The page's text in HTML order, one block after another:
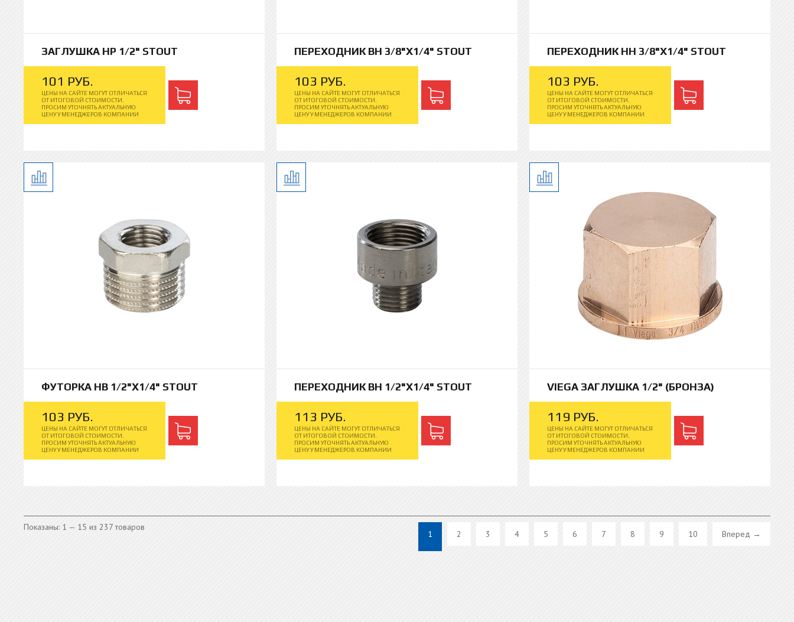
ЗАГЛУШКА НР 1/2" STOUT
101 РУБ.
ЦЕНЫ НА САЙТЕ МОГУТ ОТЛИЧАТЬСЯ
ОТ ИТОГОВОЙ СТОИМОСТИ.
ПРОСИМ УТОЧНЯТЬ АКТУАЛЬНУЮ
ЦЕНУ У МЕНЕДЖЕРОВ КОМПАНИИ
ПЕРЕХОДНИК ВН 3/8"Х1/4" STOUT
103 РУБ.
ЦЕНЫ НА САЙТЕ МОГУТ ОТЛИЧАТЬСЯ
ОТ ИТОГОВОЙ СТОИМОСТИ.
ПРОСИМ УТОЧНЯТЬ АКТУАЛЬНУЮ
ЦЕНУ У МЕНЕДЖЕРОВ КОМПАНИИ
ПЕРЕХОДНИК НН 3/8"Х1/4" STOUT
103 РУБ.
ЦЕНЫ НА САЙТЕ МОГУТ ОТЛИЧАТЬСЯ
ОТ ИТОГОВОЙ СТОИМОСТИ.
ПРОСИМ УТОЧНЯТЬ АКТУАЛЬНУЮ
ЦЕНУ У МЕНЕДЖЕРОВ КОМПАНИИ
ФУТОРКА НВ 1/2"Х1/4" STOUT
103 РУБ.
ЦЕНЫ НА САЙТЕ МОГУТ ОТЛИЧАТЬСЯ
ОТ ИТОГОВОЙ СТОИМОСТИ.
ПРОСИМ УТОЧНЯТЬ АКТУАЛЬНУЮ
ЦЕНУ У МЕНЕДЖЕРОВ КОМПАНИИ
ПЕРЕХОДНИК ВН 1/2"Х1/4" STOUT
113 РУБ.
ЦЕНЫ НА САЙТЕ МОГУТ ОТЛИЧАТЬСЯ
ОТ ИТОГОВОЙ СТОИМОСТИ.
ПРОСИМ УТОЧНЯТЬ АКТУАЛЬНУЮ
ЦЕНУ У МЕНЕДЖЕРОВ КОМПАНИИ
VIEGA ЗАГЛУШКА 1/2" (БРОНЗА)
119 РУБ.
ЦЕНЫ НА САЙТЕ МОГУТ ОТЛИЧАТЬСЯ
ОТ ИТОГОВОЙ СТОИМОСТИ.
ПРОСИМ УТОЧНЯТЬ АКТУАЛЬНУЮ
ЦЕНУ У МЕНЕДЖЕРОВ КОМПАНИИ
Показаны: 1 — 15 из 237 товаров
1 2 3 4 5 6 7 8 9 10 Вперед →